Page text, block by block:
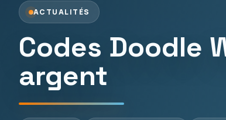
ACTUALITÉS
Codes Doodle
argent